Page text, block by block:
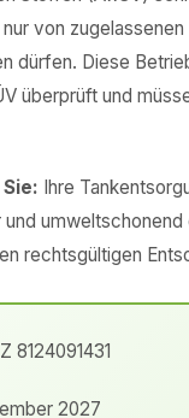
von
dürfen. Diese
überprüft und
Ihre
umweltschonend
rechtsgültigen
Z 8124091431
2027